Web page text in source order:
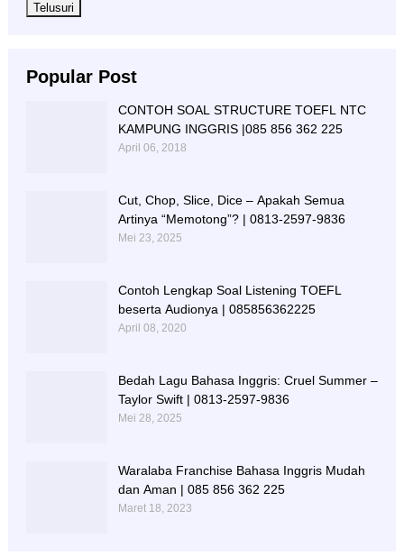
Popular Post
CONTOH SOAL STRUCTURE TOEFL NTC
KAMPUNG INGGRIS |085 856 362 225
April 06, 2018
Cut, Chop, Slice, Dice – Apakah Semua
Artinya “Memotong”? | 0813-2597-9836
Mei 23, 2025
Contoh Lengkap Soal Listening TOEFL
beserta Audionya | 085856362225
April 08, 2020
Bedah Lagu Bahasa Inggris: Cruel Summer –
Taylor Swift | 0813-2597-9836
Mei 28, 2025
Waralaba Franchise Bahasa Inggris Mudah
dan Aman | 085 856 362 225
Maret 18, 2023